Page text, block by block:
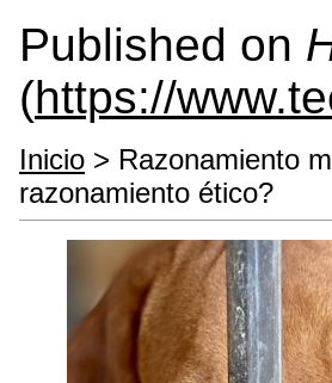
Published on
(https://
Inicio > Razonamiento
razonamiento ético?